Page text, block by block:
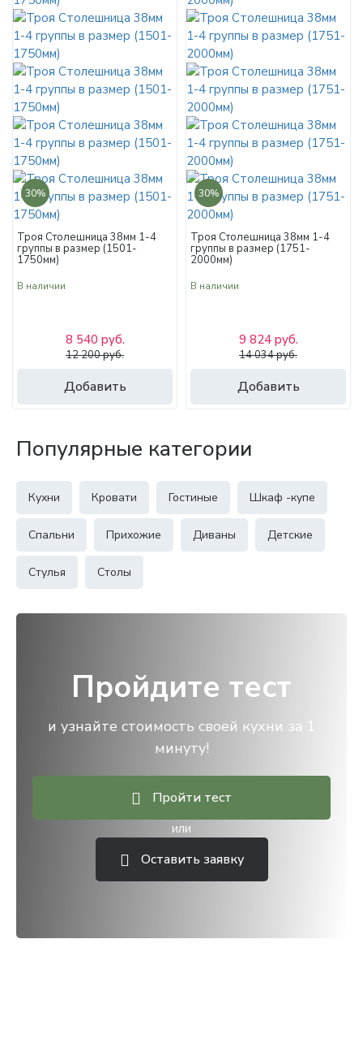
30%
Троя Столешница 38мм 1-4
группы в размер (1501-
1750мм)
В наличии
Добавить
8 540 руб.
12 200 руб.
30%
Троя Столешница 38мм 1-4
группы в размер (1751-
2000мм)
В наличии
Добавить
9 824 руб.
14 034 руб.
Популярные категории
Кухни Кровати Гостиные Шкаф -купе
Спальни Прихожие Диваны Детские
Стулья Столы
Пройдите тест
и узнайте стоимость своей кухни за 1
минуту!
Пройти тест
или
Оставить заявку